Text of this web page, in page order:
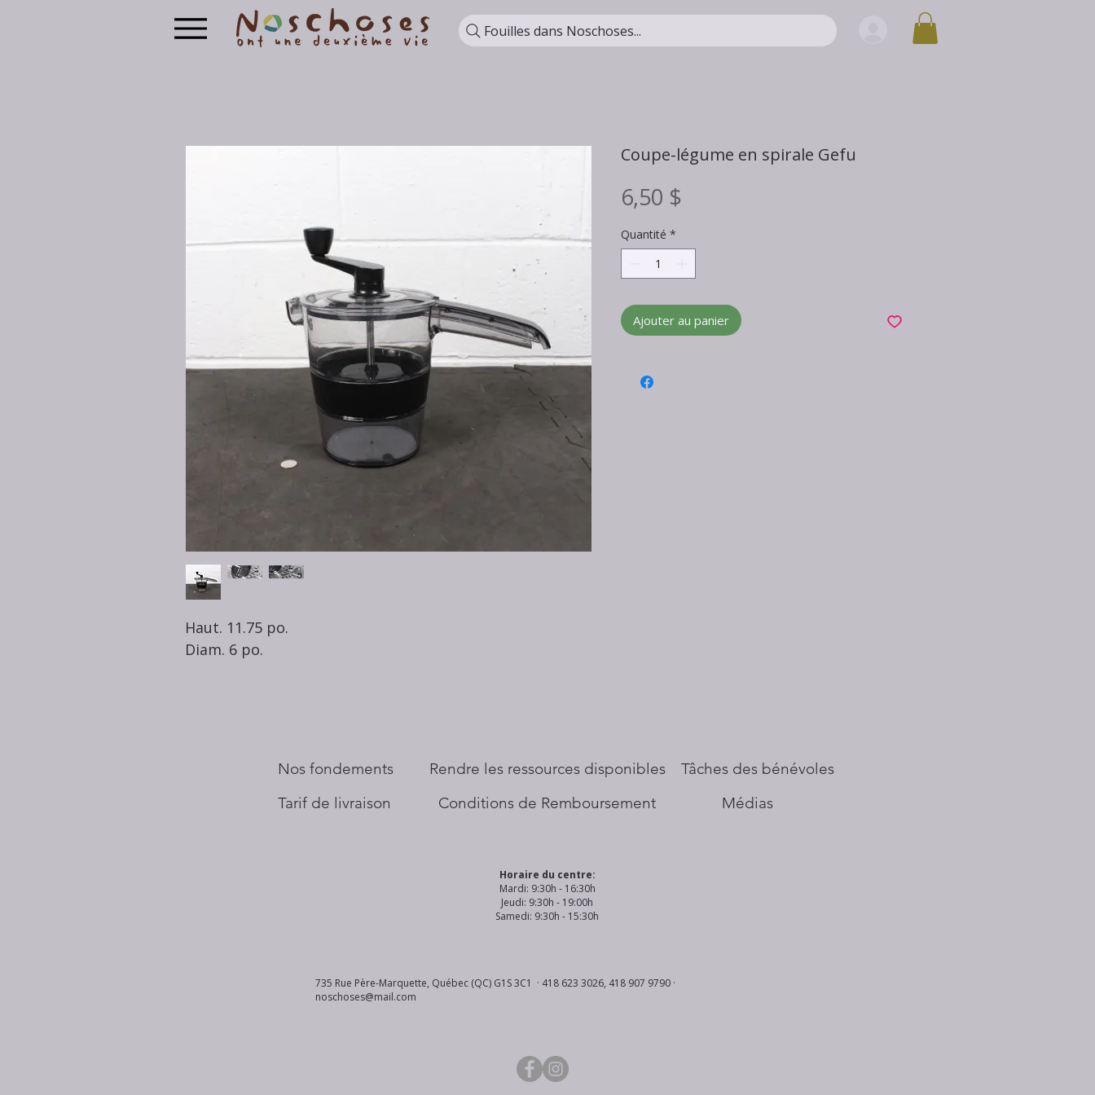
Fouilles dans Noschoses...
Haut. 11.75 po.
Diam. 6 po.
Coupe-légume en spirale Gefu
6,50 $
Quantité *
Ajouter au panier
Nos fondements
Tarif de livraison
​Rendre les ressources disponibles
Conditions de Remboursement
Tâches des bénévoles
Médias
Horaire du centre:
Mardi: 9:30h - 16:30h
Jeudi: 9:30h - 19:00h
Samedi: 9:30h - 15:30h
735 Rue Père-Marquette, Québec (QC) G1S 3C1 · 418 623 3026, 418 907 9790 ·
noschoses@mail.com